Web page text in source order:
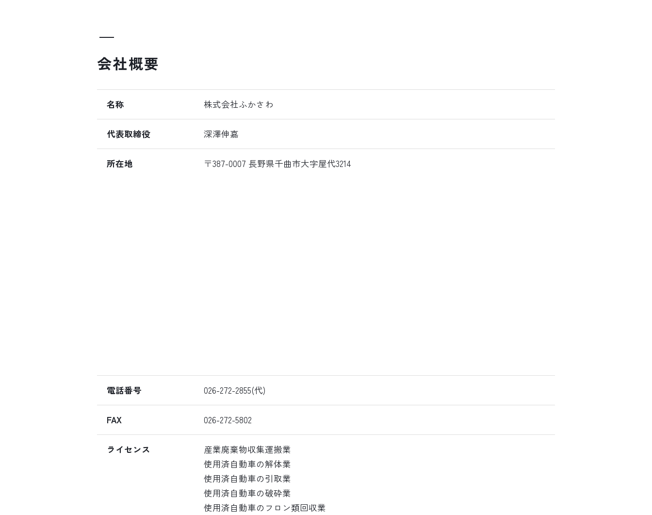
会社概要
名称 株式会社ふかさわ
代表取締役 深澤伸嘉
所在地 〒387-0007 長野県千曲市大字屋代3214
電話番号 026-272-2855(代)
FAX 026-272-5802
ライセンス
産業廃棄物収集運搬業
使用済自動車の解体業
使用済自動車の引取業
使用済自動車の破砕業
使用済自動車のフロン類回収業